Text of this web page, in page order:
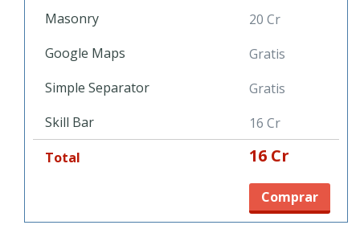
Masonry
20 Cr
Google Maps
Gratis
Simple Separator
Gratis
Skill Bar
16 Cr
Total
16 Cr
Comprar